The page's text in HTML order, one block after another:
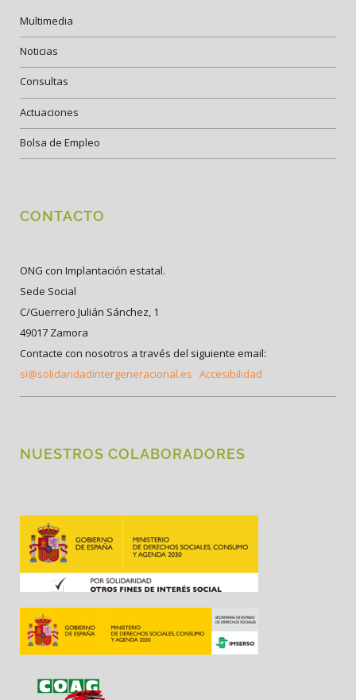
Multimedia
Noticias
Consultas
Actuaciones
Bolsa de Empleo
CONTACTO
ONG con Implantación estatal.
Sede Social
C/Guerrero Julián Sánchez, 1
49017 Zamora
Contacte con nosotros a través del siguiente email:
si@solidaridadintergeneracional.es Accesibilidad
NUESTROS COLABORADORES